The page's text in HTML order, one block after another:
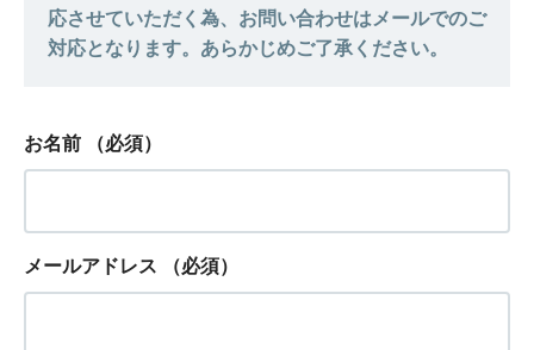
応させていただく為、お問い合わせはメールでのご
対応となります。あらかじめご了承ください。
お名前 （必須）
メールアドレス （必須）